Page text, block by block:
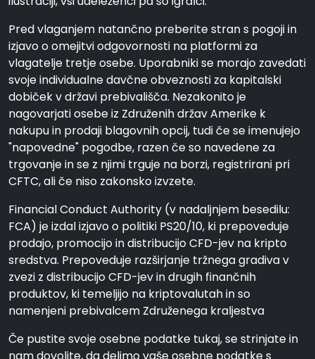
Pred vlaganjem natančno preberite stran s pogoji in
izjavo o omejitvi odgovornosti na platformi za
vlagatelje tretje osebe. Uporabniki se morajo zavedati
svoje individualne davčne obveznosti za kapitalski
dobiček v državi prebivališča. Nezakonito je
nagovarjati osebe iz Združenih držav Amerike k
nakupu in prodaji blagovnih opcij, tudi če se imenujejo
"napovedne" pogodbe, razen če so navedene za
trgovanje in se z njimi trguje na borzi, registrirani pri
CFTC, ali če niso zakonsko izvzete.
Financial Conduct Authority (v nadaljnjem besedilu:
FCA) je izdal izjavo o politiki PS20/10, ki prepoveduje
prodajo, promocijo in distribucijo CFD-jev na kripto
sredstva. Prepoveduje razširjanje tržnega gradiva v
zvezi z distribucijo CFD-jev in drugih finančnih
produktov, ki temeljijo na kriptovalutah in so
namenjeni prebivalcem Združenega kraljestva
Če pustite svoje osebne podatke tukaj, se strinjate in